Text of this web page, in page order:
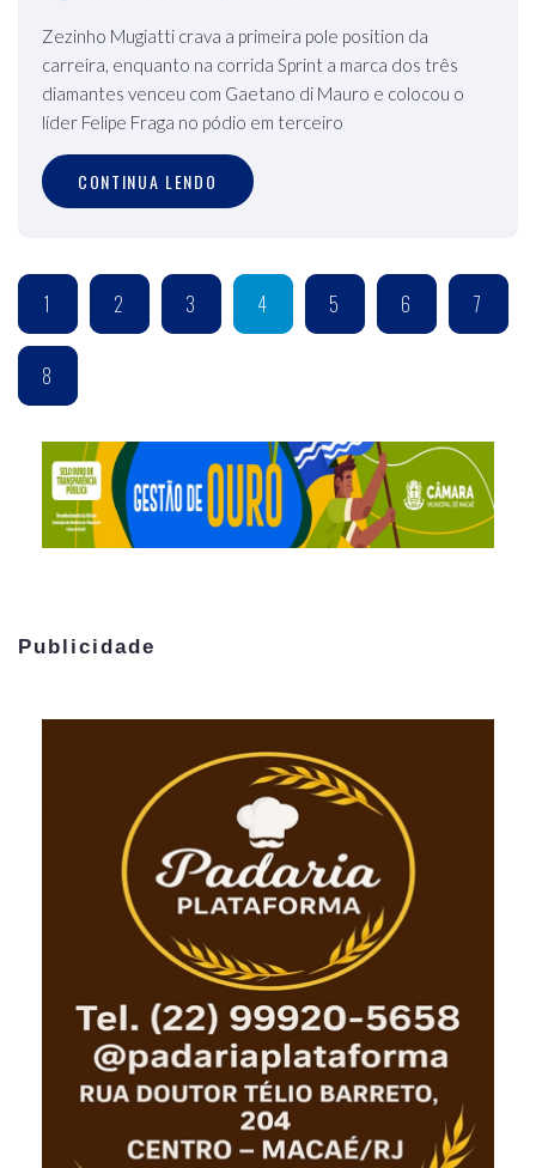
Zezinho Mugiatti crava a primeira pole position da
carreira, enquanto na corrida Sprint a marca dos três
diamantes venceu com Gaetano di Mauro e colocou o
líder Felipe Fraga no pódio em terceiro
CONTINUA LENDO
1 2 3 4 5 6 7
8
Publicidade